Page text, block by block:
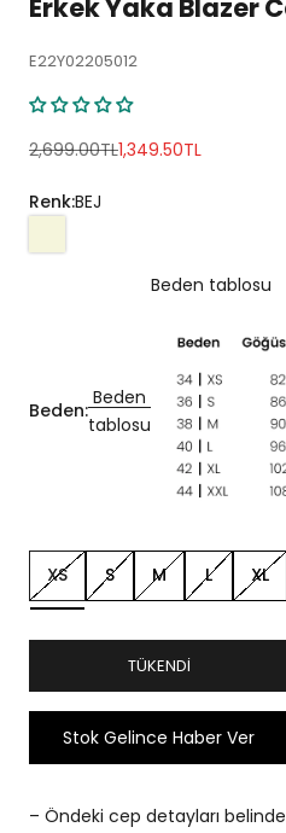
Erkek Yaka Blazer
E22Y02205012
Normal fiyat
2,699.00TLİndirimli fiyat
1,349.50TL
Renk:BEJ
Beden:
Beden
tablosu
Beden tablosu
XS S M L XL
TÜKENDI
Stok Gelince Haber Ver
– Öndeki cep detayları